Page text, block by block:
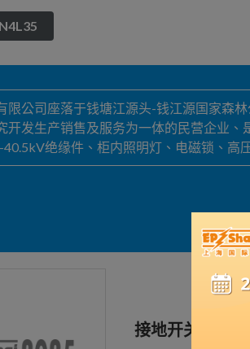
限公司座落于钱塘江源头-钱江源国家森
开发生产销售及服务为一体的民营企业
绝缘件、柜内照明灯、电磁锁、
接地开关